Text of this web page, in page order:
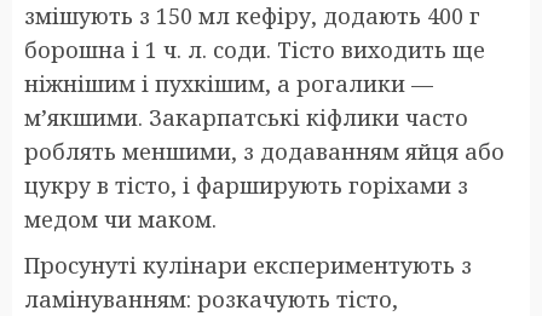
змішують з 150 мл кефіру, додають 400 г
борошна і 1 ч. л. соди. Тісто виходить ще
ніжнішим і пухкішим, а рогалики —
м’якшими. Закарпатські кіфлики часто
роблять меншими, з додаванням яйця або
цукру в тісто, і фарширують горіхами з
медом чи маком.
Просунуті кулінари експериментують з
ламінуванням: розкачують тісто,